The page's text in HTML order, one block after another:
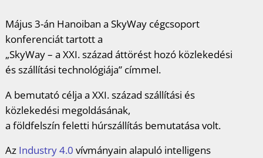
Május 3-án Hanoiban a SkyWay cégcsoport
konferenciát tartott a
„SkyWay – a XXI. század áttörést hozó közlekedési
és szállítási technológiája” címmel.
A bemutató célja a XXI. század szállítási és
közlekedési megoldásának,
a földfelszín feletti húrszállítás bemutatása volt.
Az Industry 4.0 vívmányain alapuló intelligens